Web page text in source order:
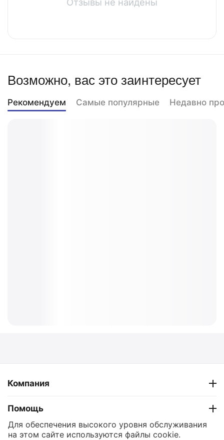
Возможно, вас это заинтересует
Рекомендуем Самые популярные Недавно
Компания
Помощь
Контакты
Для обеспечения высокого уровня обслуживания
на этом сайте используются файлы cookie.